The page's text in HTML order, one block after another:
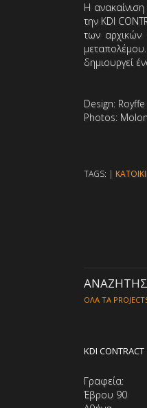
Η
την KDI
των αρχικών
δημιουργεί
Design:
Photos:
TAGS: |
ΟΛΑ ΤΑ
KDI CONTRACT
Γραφεία:
Έβρου 90